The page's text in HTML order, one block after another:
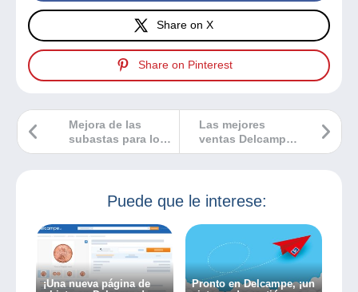
Share on X
Share on Pinterest
Las mejores
ventas Delcampe
de abril 2024
Mejora de las
subastas para los
vendedores
Puede que le interese:
¡Una nueva página de
Pronto en Delcampe, ¡un